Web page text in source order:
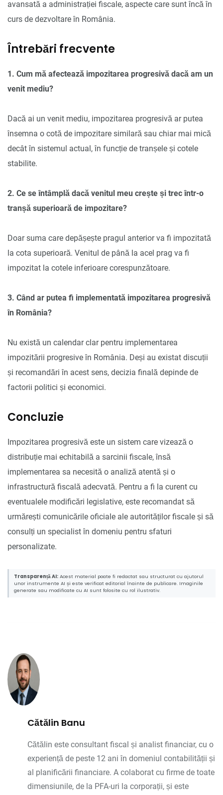
avansată a administrației fiscale, aspecte care sunt încă în
curs de dezvoltare în România.
Întrebări frecvente
1. Cum mă afectează impozitarea progresivă dacă am un
venit mediu?
Dacă ai un venit mediu, impozitarea progresivă ar putea
însemna o cotă de impozitare similară sau chiar mai mică
decât în sistemul actual, în funcție de tranșele și cotele
stabilite.
2. Ce se întâmplă dacă venitul meu crește și trec într-o
tranșă superioară de impozitare?
Doar suma care depășește pragul anterior va fi impozitată
la cota superioară. Venitul de până la acel prag va fi
impozitat la cotele inferioare corespunzătoare.
3. Când ar putea fi implementată impozitarea progresivă
în România?
Nu există un calendar clar pentru implementarea
impozitării progresive în România. Deși au existat discuții
și recomandări în acest sens, decizia finală depinde de
factorii politici și economici.
Concluzie
Impozitarea progresivă este un sistem care vizează o
distribuție mai echitabilă a sarcinii fiscale, însă
implementarea sa necesită o analiză atentă și o
infrastructură fiscală adecvată. Pentru a fi la curent cu
eventualele modificări legislative, este recomandat să
urmărești comunicările oficiale ale autorităților fiscale și să
consulți un specialist în domeniu pentru sfaturi
personalizate.
Transparență AI: Acest material poate fi redactat sau structurat cu ajutorul
unor instrumente AI și este verificat editorial înainte de publicare. Imaginile
generate sau modificate cu AI sunt folosite cu rol ilustrativ.
Cătălin Banu
Cătălin este consultant fiscal și analist financiar, cu o
experiență de peste 12 ani în domeniul contabilității și
al planificării financiare. A colaborat cu firme de toate
dimensiunile, de la PFA-uri la corporații, și este